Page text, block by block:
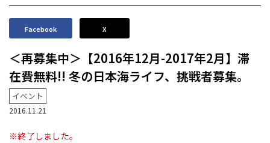
i
Facebook X
＜再募集中＞【2016年12月-2017年2月】滞
在費無料!! 冬の日本海ライフ、挑戦者募集。
イベント
2016.11.21
※終了しました。